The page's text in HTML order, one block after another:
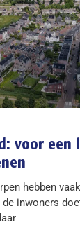
voor een
hebben
inwoners